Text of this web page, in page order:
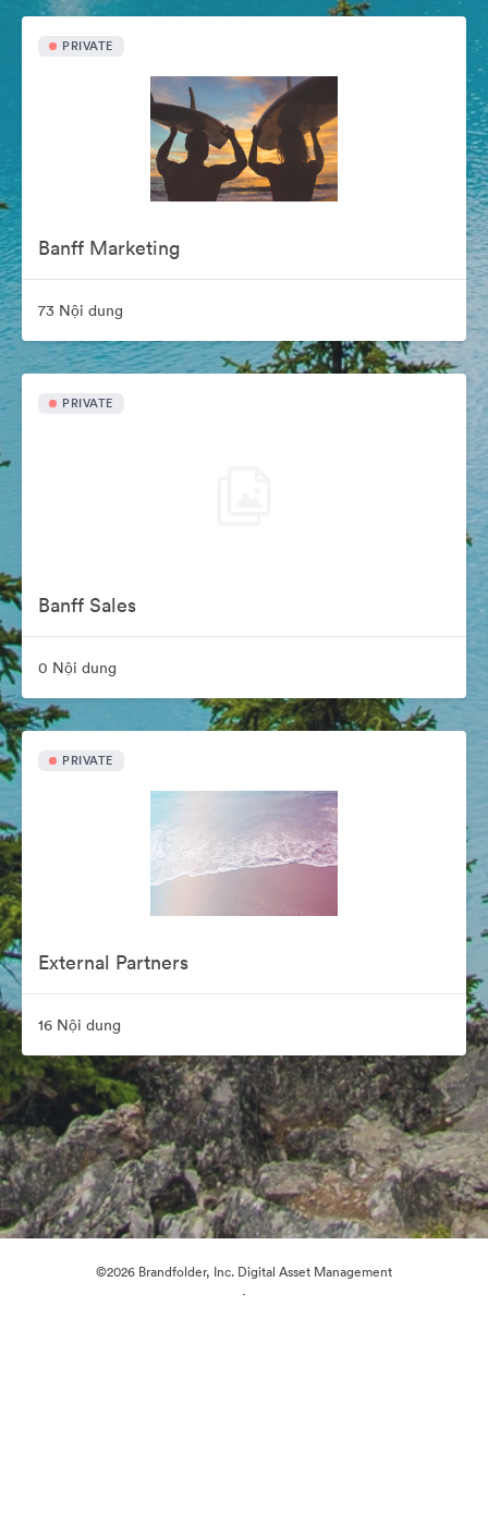
PRIVATE
Banff Marketing
73 Nội dung
PRIVATE
Banff Sales
0 Nội dung
PRIVATE
External Partners
16 Nội dung
©2026 Brandfolder, Inc. Digital Asset Management
·